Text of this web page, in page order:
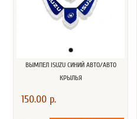
ВЫМПЕЛ ISUZU СИНИЙ АВТО/АВТО
КРЫЛЬЯ
150.00 р.